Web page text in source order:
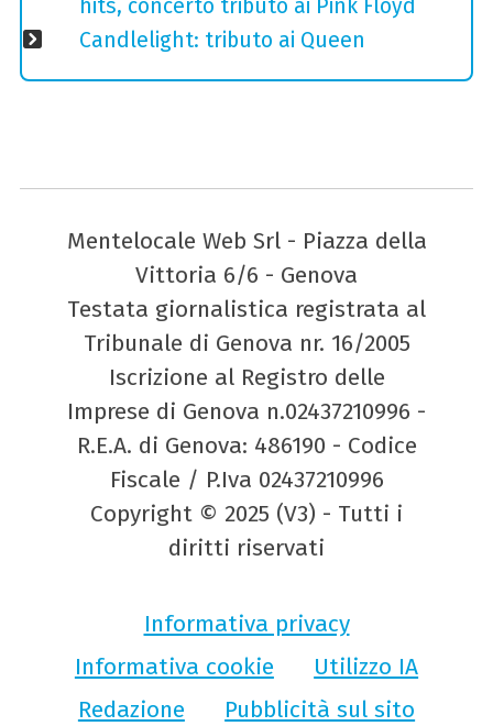
hits, concerto tributo ai Pink Floyd
Candlelight: tributo ai Queen
Mentelocale Web Srl - Piazza della
Vittoria 6/6 - Genova
Testata giornalistica registrata al
Tribunale di Genova nr. 16/2005
Iscrizione al Registro delle
Imprese di Genova n.02437210996 -
R.E.A. di Genova: 486190 - Codice
Fiscale / P.Iva 02437210996
Copyright © 2025 (V3) - Tutti i
diritti riservati
Informativa privacy
Informativa cookie
Utilizzo IA
Redazione
Pubblicità sul sito